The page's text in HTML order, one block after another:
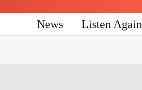
News Listen Again